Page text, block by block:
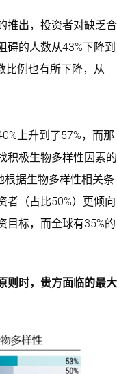
推出，投资者对缺乏合
碍的人数从43%下降到
比例也有所下降，从
上升到了57%，而那
积极生物多样性因素的
根据生物多样性相关条
者（占比50%）更倾向
目标，而全球有35%的
则时，贵方面临的最大